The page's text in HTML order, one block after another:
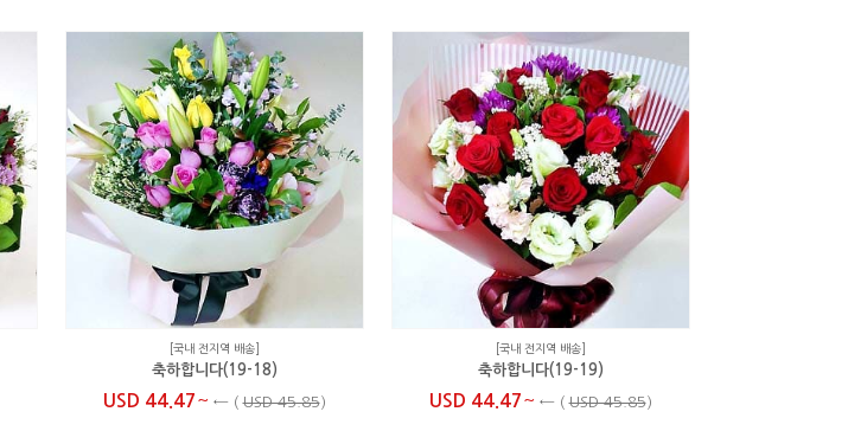
[국내 전지역 배송]
축하합니다(19-18)
USD 44.47 ~ ← (USD 45.85)
[국내 전지역 배송]
축하합니다(19-19)
USD 44.47 ~ ← (USD 45.85)